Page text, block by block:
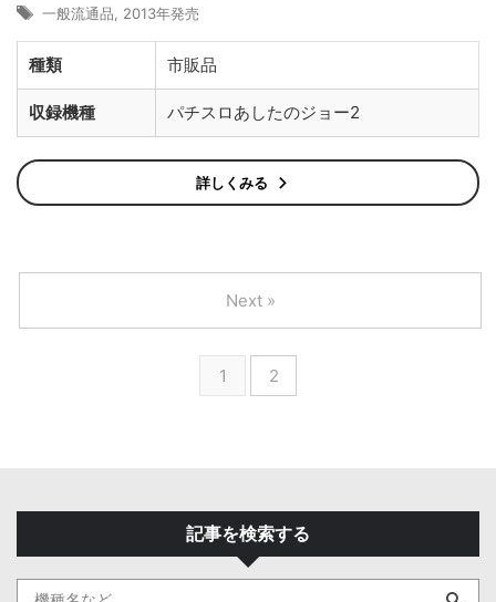
一般流通品 2013年発売
種類 市販品
収録機種 パチスロあしたのジョー2
詳しくみる
1 2
Next »
記事を検索する